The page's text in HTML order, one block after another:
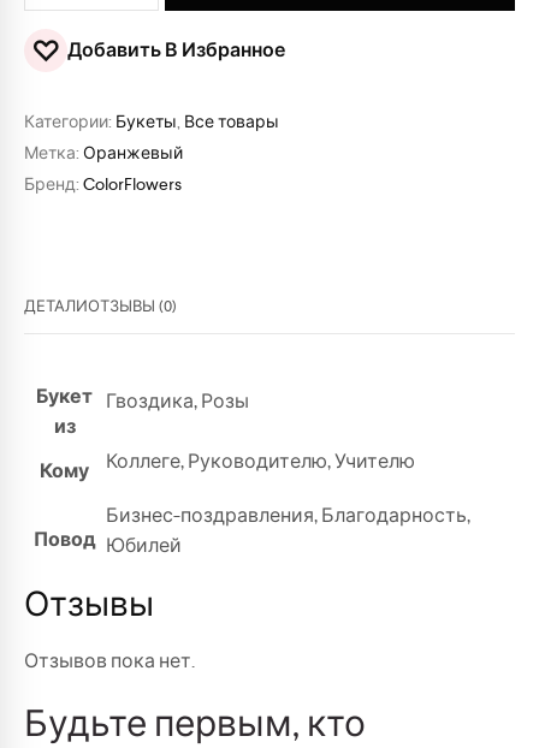
♡ Добавить В Избранное
Категории: Букеты, Все товары
Метка: Оранжевый
Бренд: ColorFlowers
ДЕТАЛИОТЗЫВЫ (0)
Букет
из
Гвоздика,Розы
Кому Коллеге,Руководителю,Учителю
Повод
Бизнес-поздравления,Благодарность,
Юбилей
Отзывы
Отзывов пока нет.
Будьте первым, кто